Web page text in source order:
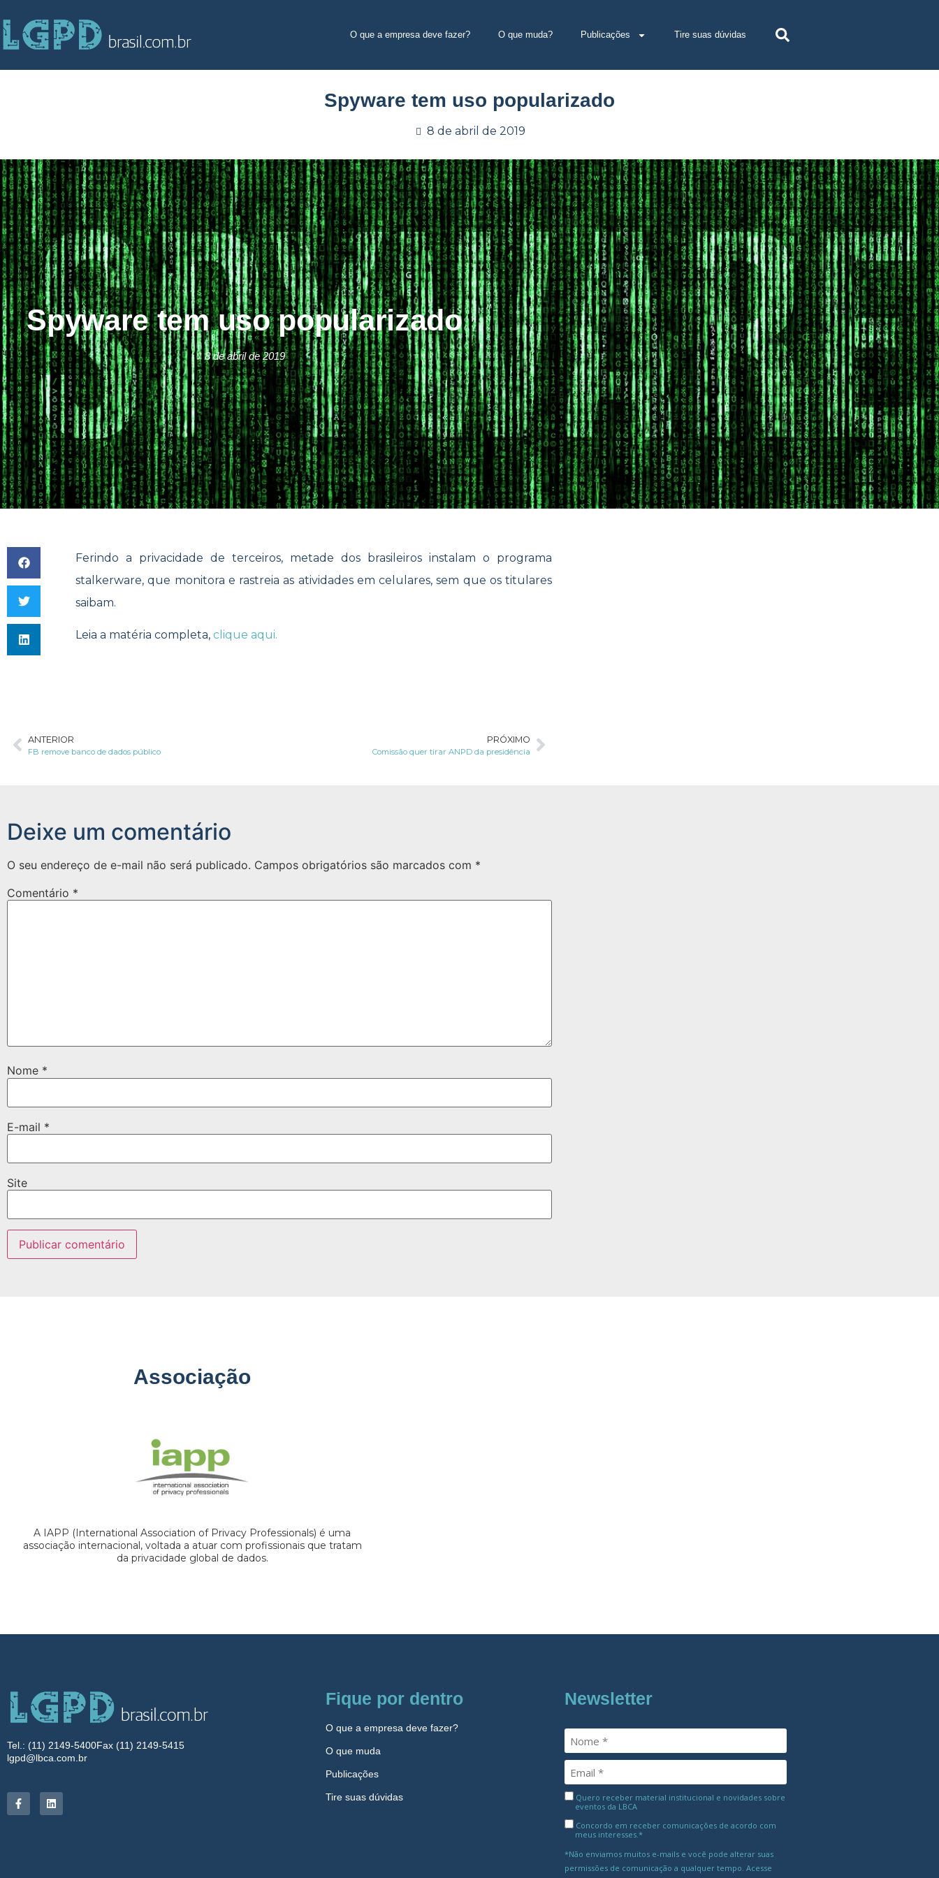
O que a empresa deve fazer? O que muda? Publicações Tire suas dúvidas
Spyware tem uso popularizado
8 de abril de 2019
Spyware tem uso popularizado
8 de abril de 2019
Ferindo a privacidade de terceiros, metade dos brasileiros instalam o programa
stalkerware, que monitora e rastreia as atividades em celulares, sem que os titulares
saibam.
Leia a matéria completa, clique aqui.
ANTERIOR
FB remove banco de dados público
PRÓXIMO
Comissão quer tirar ANPD da presidência
Deixe um comentário
O seu endereço de e-mail não será publicado. Campos obrigatórios são marcados com *
Comentário *
Nome *
E-mail *
Site
Associação
A IAPP (International Association of Privacy Professionals) é uma
associação internacional, voltada a atuar com profissionais que tratam
da privacidade global de dados.
Tel.: (11) 2149-5400Fax (11) 2149-5415
lgpd@lbca.com.br
Fique por dentro
O que a empresa deve fazer?
O que muda
Publicações
Tire suas dúvidas
Newsletter
Quero receber material institucional e novidades sobre
eventos da LBCA
Concordo em receber comunicações de acordo com
meus interesses.*
*Não enviamos muitos e-mails e você pode alterar suas
permissões de comunicação a qualquer tempo. Acesse